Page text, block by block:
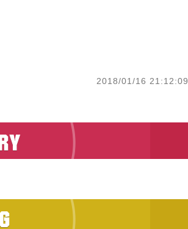
2018/01/16 21:12:09